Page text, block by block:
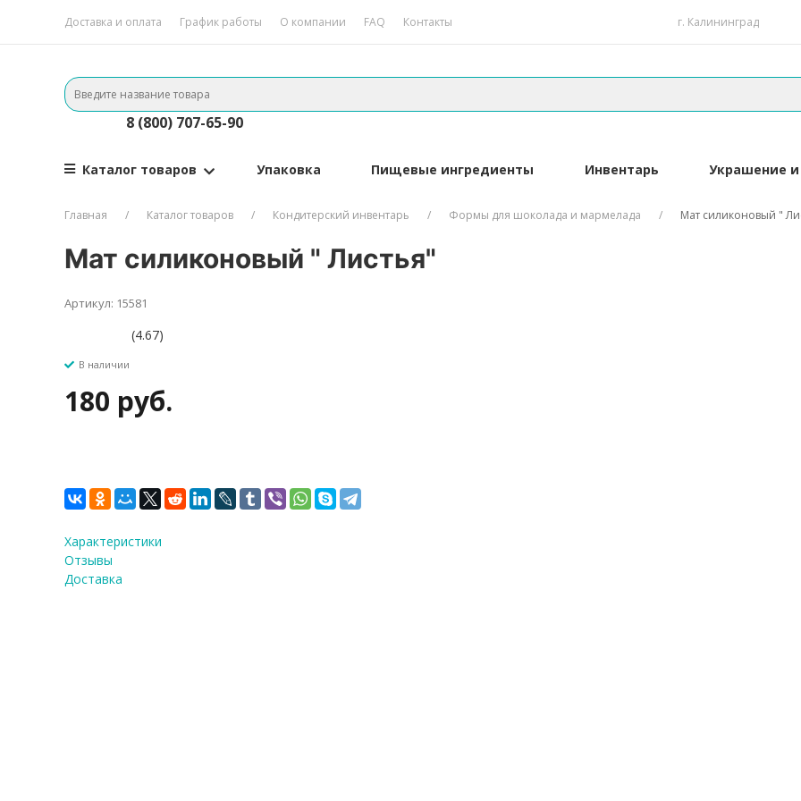
Доставка и оплата График работы О компании FAQ Контакты г. Калининград
8 (800) 707-65-90
Каталог товаров Упаковка Пищевые ингредиенты Инвентарь Украшение
Главная Каталог товаров Кондитерский инвентарь Формы для шоколада и мармелада Мат силиконовый "
Мат силиконовый " Листья"
Артикул: 15581
(4.67)
В наличии
180 руб.
Характеристики
Отзывы
Доставка